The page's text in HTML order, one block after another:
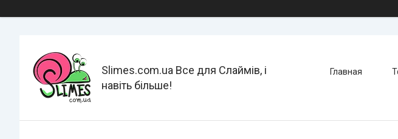
Slimes.com.ua Все для Слаймів, і
навіть більше!
Главная